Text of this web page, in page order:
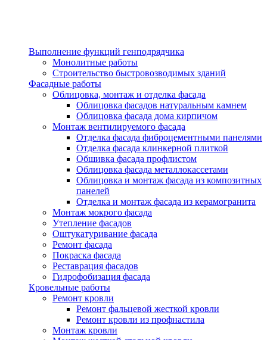
Выполнение функций генподрядчика
Монолитные работы
Строительство быстровозводимых зданий
Фасадные работы
Облицовка, монтаж и отделка фасада
Облицовка фасадов натуральным камнем
Облицовка фасада дома кирпичом
Монтаж вентилируемого фасада
Отделка фасада фиброцементными панелями
Отделка фасада клинкерной плиткой
Обшивка фасада профлистом
Облицовка фасада металлокассетами
Облицовка и монтаж фасада из композитных
панелей
Отделка и монтаж фасада из керамогранита
Монтаж мокрого фасада
Утепление фасадов
Оштукатуривание фасада
Ремонт фасада
Покраска фасада
Реставрация фасадов
Гидрофобизация фасада
Кровельные работы
Ремонт кровли
Ремонт фальцевой жесткой кровли
Ремонт кровли из профнастила
Монтаж кровли